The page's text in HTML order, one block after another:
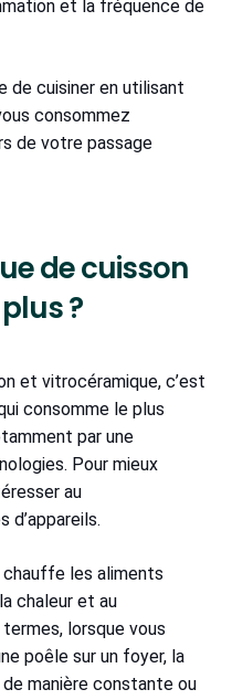
et la fréquence de
de cuisiner en utilisant
consommez
de votre passage
de cuisson
?
et vitrocéramique, c’est
consomme le plus
par une
Pour mieux
au
chauffe les aliments
chaleur et au
termes, lorsque vous
poêle sur un foyer, la
manière constante ou